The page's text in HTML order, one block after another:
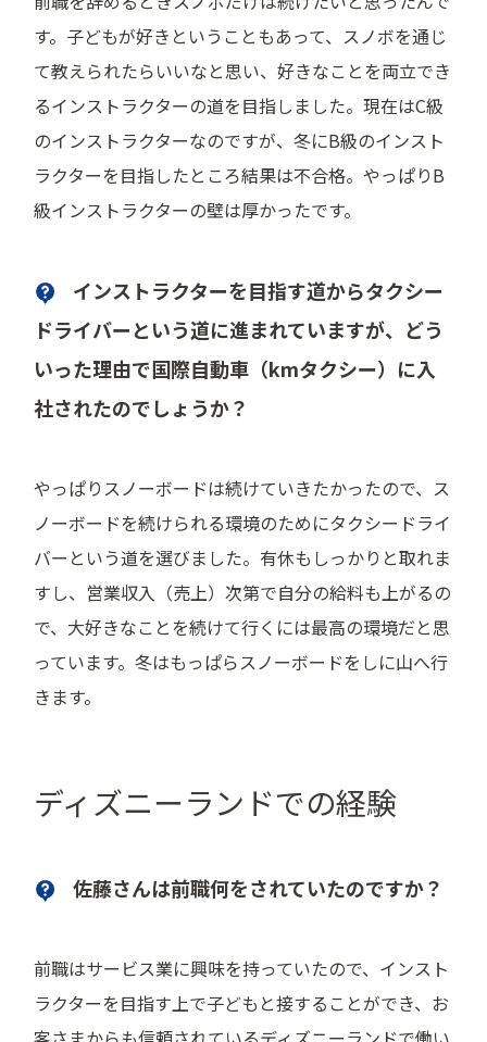
す。子どもが好きということもあって、スノボを通じ
て教えられたらいいなと思い、好きなことを両立でき
るインストラクターの道を目指しました。現在はC級
のインストラクターなのですが、冬にB級のインスト
ラクターを目指したところ結果は不合格。やっぱりB
級インストラクターの壁は厚かったです。
インストラクターを目指す道からタクシー
ドライバーという道に進まれていますが、どう
いった理由で国際自動車（kmタクシー）に入
社されたのでしょうか？
やっぱりスノーボードは続けていきたかったので、ス
ノーボードを続けられる環境のためにタクシードライ
バーという道を選びました。有休もしっかりと取れま
すし、営業収入（売上）次第で自分の給料も上がるの
で、大好きなことを続けて行くには最高の環境だと思
っています。冬はもっぱらスノーボードをしに山へ行
きます。
ディズニーランドでの経験
佐藤さんは前職何をされていたのですか？
前職はサービス業に興味を持っていたので、インスト
ラクターを目指す上で子どもと接することができ、お